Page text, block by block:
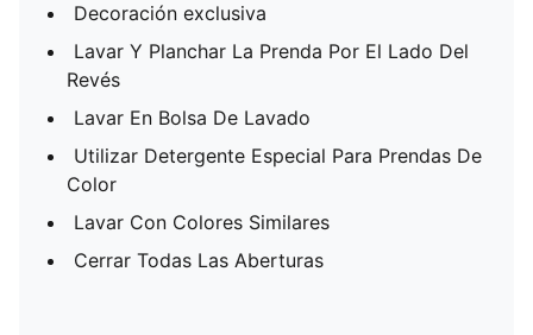
Decoración exclusiva
Lavar Y Planchar La Prenda Por El Lado Del
Revés
Lavar En Bolsa De Lavado
Utilizar Detergente Especial Para Prendas De
Color
Lavar Con Colores Similares
Cerrar Todas Las Aberturas